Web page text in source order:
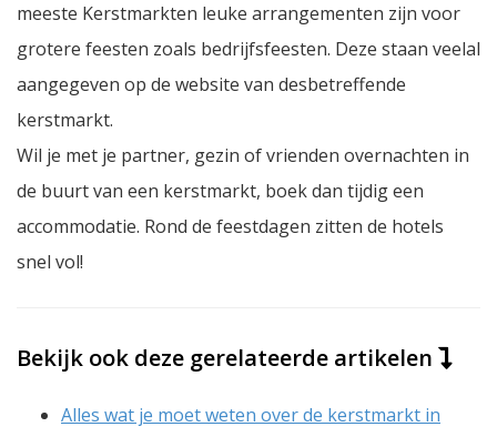
meeste Kerstmarkten leuke arrangementen zijn voor
grotere feesten zoals bedrijfsfeesten. Deze staan veelal
aangegeven op de website van desbetreffende
kerstmarkt.
Wil je met je partner, gezin of vrienden overnachten in
de buurt van een kerstmarkt, boek dan tijdig een
accommodatie. Rond de feestdagen zitten de hotels
snel vol!
Bekijk ook deze gerelateerde artikelen
Alles wat je moet weten over de kerstmarkt in